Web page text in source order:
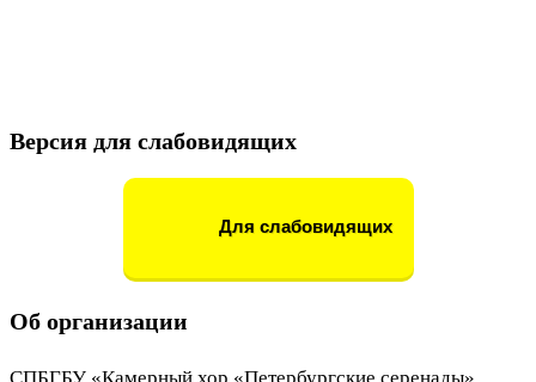
Версия для слабовидящих
Для слабовидящих
Об организации